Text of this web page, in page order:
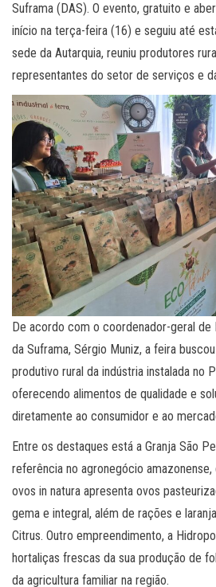
Suframa (DAS). O evento, gratuito e
início na terça-feira (16) e seguiu até
sede da Autarquia, reuniu produtores
representantes do setor de serviços e
De acordo com o coordenador-geral
da Suframa, Sérgio Muniz, a feira
produtivo rural da indústria instalada no
oferecendo alimentos de qualidade e
diretamente ao consumidor e ao
Entre os destaques está a Granja São
referência no agronegócio
ovos in natura apresenta ovos
gema e integral, além de rações e
Citrus. Outro empreendimento, a
hortaliças frescas da sua produção de
da agricultura familiar na região.